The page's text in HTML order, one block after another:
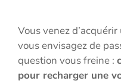
Vous venez
vous envisagez de
question vous freine :
pour recharger une